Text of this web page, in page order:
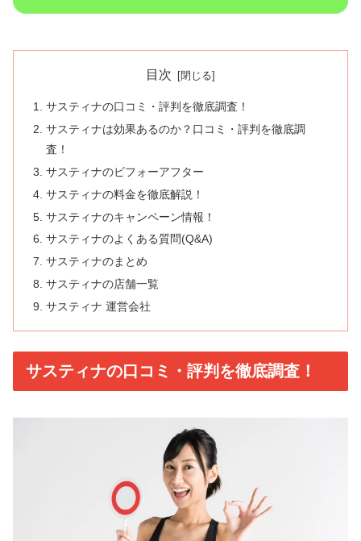
目次
サスティナの口コミ・評判を徹底調査！
サスティナは効果あるのか？口コミ・評判を徹底調
査！
サスティナのビフォーアフター
サスティナの料金を徹底解説！
サスティナのキャンペーン情報！
サスティナのよくある質問(Q&A)
サスティナのまとめ
サスティナの店舗一覧
サスティナ 運営会社
サスティナの口コミ・評判を徹底調査！